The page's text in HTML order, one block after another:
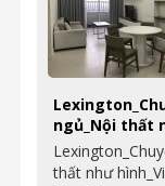
ngủ_Nội thất
thất như